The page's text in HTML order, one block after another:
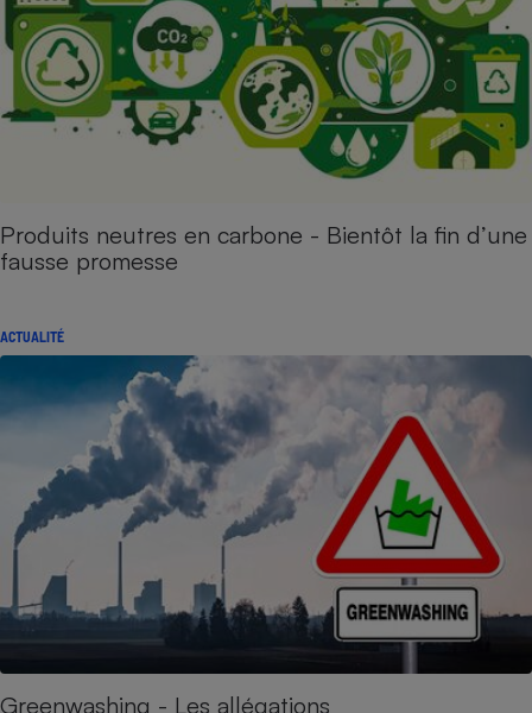
Produits neutres en carbone - Bientôt la fin d’une
fausse promesse
ACTUALITÉ
Greenwashing - Les allégations